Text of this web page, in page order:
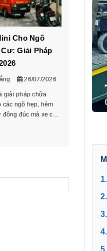
Cho Ngõ
Giải Pháp
26/07/2026
giải pháp chữa
các ngõ hẹp, hẻm
đúc mà xe cứu
thể tiếp cận.
Cách
tấn
Hướng
theo
thoại/